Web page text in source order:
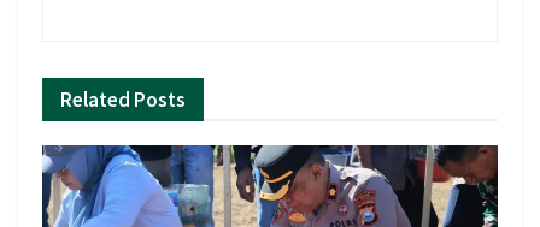
Related Posts